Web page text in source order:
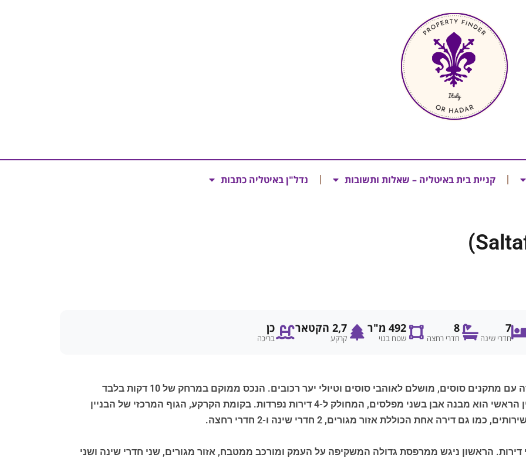
קניית בית באיטליה – שאלות ותשובות נדל"ן באיטליה כתבות
7
חדרי שינה
8
חדרי רחצה
492 מ"ר
שטח בנוי
2,7 הקטאר
קרקע
כן
בריכה
במיקום מרהיב עם נופים עוצרי נשימה ניצב רנץ' זה עם מתקנים סוסים, מושלם לאוהבי סוסים וטיולי יער רכובים. הנכס ממוקם במרחק של 10 דקות בלבד
מקורטונה ומשתרע על שטח של כ-1.5 דונם. הבניין הראשי הוא מבנה אבן בשני מפלסים, המחולק ל-4 דירות נפרדות. בקומת הקרקע, הגוף המרכזי של הבניין
הראשון ניגש ממרפסת גדולה המשקיפה על העמק ומורכב ממטבח, אזור מגורים, שני חדרי שינה ושני